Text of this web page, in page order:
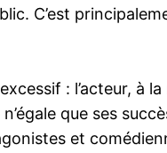
C’est
: l’acteur, à
que ses
et